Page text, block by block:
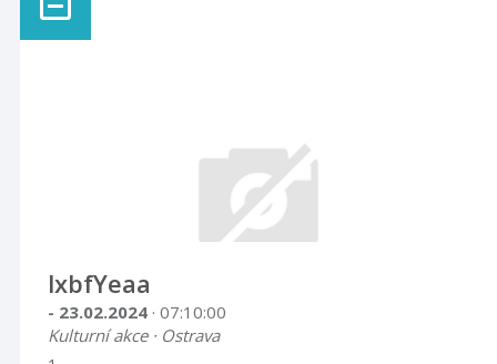
lxbfYeaa
- 23.02.2024 · 07:10:00
Kulturní akce · Ostrava